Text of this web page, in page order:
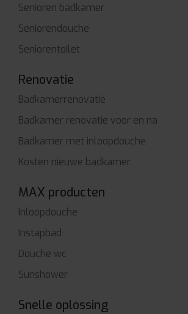
Senioren badkamer
Seniorendouche
Seniorentoilet
Renovatie
Badkamerrenovatie
Badkamer renovatie voor en na
Badkamer met inloopdouche
Kosten nieuwe badkamer
MAX producten
Inloopdouche
Instapbad
Douche wc
Sunshower
Snelle oplossing